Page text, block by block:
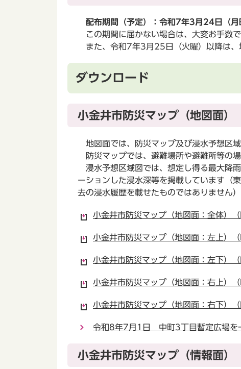
配布期間（予定）：令和7年3月24日（
この期間に届かない場合は、大変お手数
また、令和7年3月25日（火曜）以降は、
ダウンロード
小金井市防災マップ（地図面）
地図面では、防災マップ及び浸水予想区域
防災マップでは、避難場所や避難所等の場
浸水予想区域図では、想定し得る最大降
ーションした浸水深等を掲載しています（
去の浸水履歴を載せたものではありません）
小金井市防災マップ（地図面：全体）
小金井市防災マップ（地図面：左上）
小金井市防災マップ（地図面：左下）
小金井市防災マップ（地図面：右上）
小金井市防災マップ（地図面：右下）
令和8年7月1日 中町3丁目暫定広場を
小金井市防災マップ（情報面）